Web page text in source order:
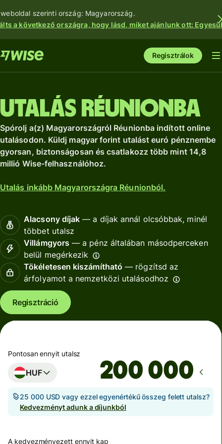
szerinti ország: Magyarország.
a következő országra, hogy lásd, miket ajánlunk ott:
Regisztrálok
Utalás Réunionba
Spórolj a(z) Magyarországról Réunionba indított online
utalásodon. Küldj magyar forint utalást euró pénznembe
gyorsan, biztonságosan és csatlakozz több mint 14,8
millió Wise-felhasználóhoz.
Utalás inkább Magyarországra Réunionból.
Alacsony díjak — a díjak annál olcsóbbak, minél
többet utalsz
Villámgyors — a pénz általában másodperceken
belül megérkezik
Tökéletesen kiszámítható — rögzítsd az
árfolyamot a nemzetközi utalásodhoz
Regisztráció
Pontosan ennyit utalsz
HUF
25 000 USD vagy ezzel egyenértékű összeg felett utalsz?
Kedvezményt adunk a díjunkból
A kedvezményezett ennyit kap